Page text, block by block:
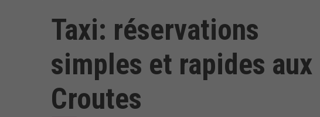
Taxi: réservations
simples et rapides aux
Croutes